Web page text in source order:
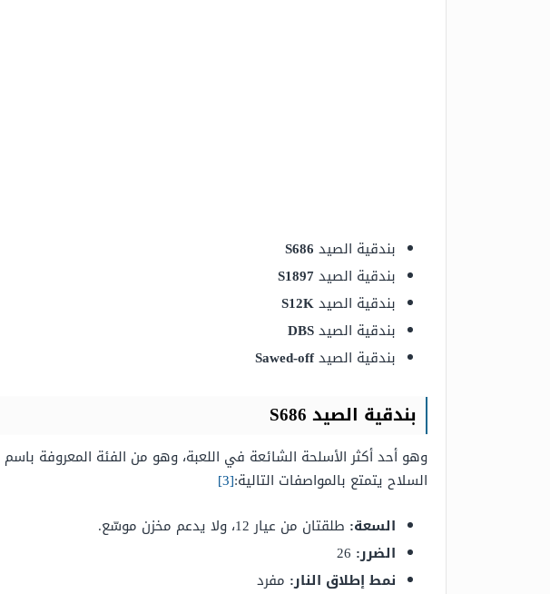
بندقية الصيد S686
بندقية الصيد S1897
بندقية الصيدS12K
بندقية الصيدDBS
بندقية الصيدSawed-off
بندقية الصيد S686
السلاح يتمتع بالمواصفات التالية:[3]
السعة: طلقتان من عيار 12، ولا يدعم مخزن موسّع.
الضرر:
نمط إطلاق النار: مفرد